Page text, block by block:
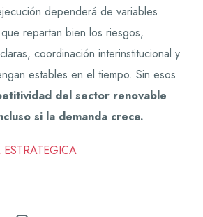
dependerá de variables
repartan bien los riesgos,
coordinación interinstitucional y
estables en el tiempo. Sin esos
del sector renovable
si la demanda crece.